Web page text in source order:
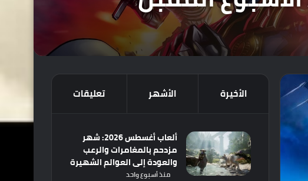
الأخيرة الأشهر تعليقات
ألعاب أغسطس 2026: شهر
مزدحم بالمغامرات والرعب
والعودة إلى العوالم الشهيرة
منذ أسبوع واحد